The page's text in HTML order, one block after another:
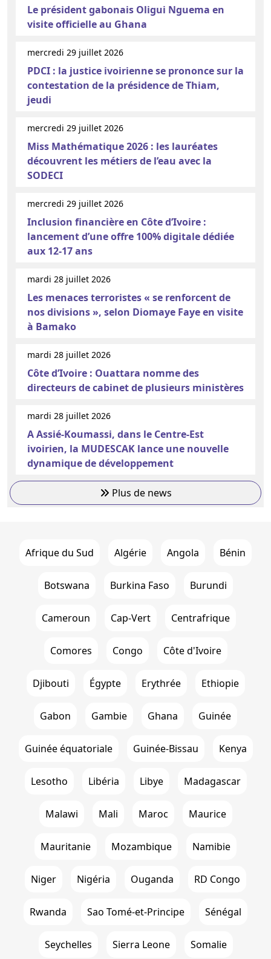
Le président gabonais Oligui Nguema en
visite officielle au Ghana
mercredi 29 juillet 2026
PDCI : la justice ivoirienne se prononce sur la
contestation de la présidence de Thiam,
jeudi
mercredi 29 juillet 2026
Miss Mathématique 2026 : les lauréates
découvrent les métiers de l’eau avec la
SODECI
mercredi 29 juillet 2026
Inclusion financière en Côte d’Ivoire :
lancement d’une offre 100% digitale dédiée
aux 12-17 ans
mardi 28 juillet 2026
Les menaces terroristes « se renforcent de
nos divisions », selon Diomaye Faye en visite
à Bamako
mardi 28 juillet 2026
Côte d’Ivoire : Ouattara nomme des
directeurs de cabinet de plusieurs ministères
mardi 28 juillet 2026
A Assié-Koumassi, dans le Centre-Est
ivoirien, la MUDESCAK lance une nouvelle
dynamique de développement
Plus de news
Afrique du Sud Algérie Angola Bénin
Botswana Burkina Faso Burundi
Cameroun Cap-Vert Centrafrique
Comores Congo Côte d'Ivoire
Djibouti Égypte Erythrée Ethiopie
Gabon Gambie Ghana Guinée
Guinée équatoriale Guinée-Bissau Kenya
Lesotho Libéria Libye Madagascar
Malawi Mali Maroc Maurice
Mauritanie Mozambique Namibie
Niger Nigéria Ouganda RD Congo
Rwanda Sao Tomé-et-Principe Sénégal
Seychelles Sierra Leone Somalie